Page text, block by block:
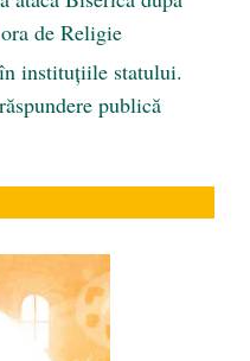
de Religie
instituțiile statului.
publică